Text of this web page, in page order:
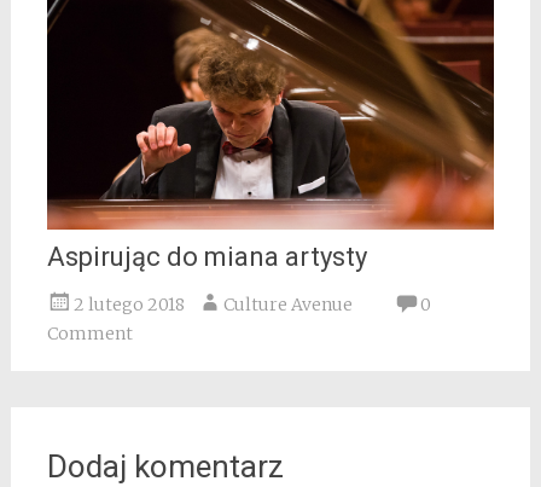
Aspirując do miana artysty
2 lutego 2018 Culture Avenue
0
Comment
Dodaj komentarz